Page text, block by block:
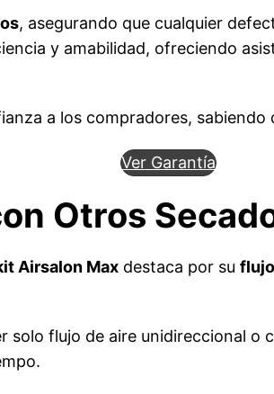
, asegurando que cualquier
y amabilidad, ofreciendo
a los compradores,
Ver Garantía
Otros
Airsalon Max destaca por su
flujo de aire unidireccional